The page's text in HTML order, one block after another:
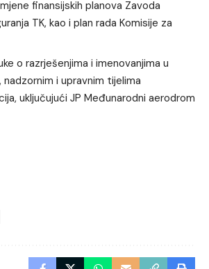
finansijskih planova Zavoda
TK, kao i plan rada Komisije za
o razrješenjima i imenovanjima u
nadzornim i upravnim tijelima
uključujući JP Međunarodni aerodrom